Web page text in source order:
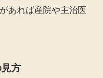
あれば産院や主治医
方